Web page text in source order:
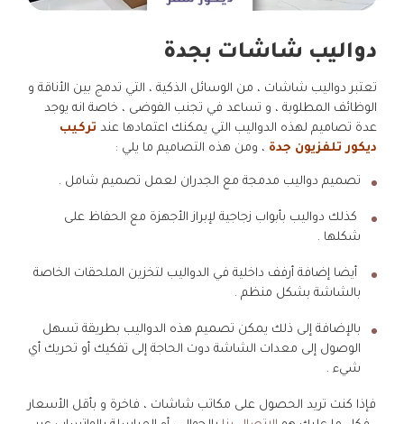
دواليب شاشات بجدة
تعتبر دواليب شاشات ، من الوسائل الذكية ، التي تدمج بين الأناقة و
الوظائف المطلوبة ، و تساعد في تجنب الفوضى ، خاصة انه يوجد
عدة تصاميم لهذه الدواليب التي يمكنك اعتمادها عند تركيب
ديكور تلفزيون جدة ، ومن هذه التصاميم ما يلي :
تصميم دواليب مدمجة مع الجدران لعمل تصميم شامل .
كذلك دواليب بأبواب زجاجية لإبراز الأجهزة مع الحفاظ على
شكلها .
أيضا إضافة أرفف داخلية في الدواليب لتخزين الملحقات الخاصة
بالشاشة بشكل منظم .
بالإضافة إلى ذلك يمكن تصميم هذه الدواليب بطريقة تسهل
الوصول إلى معدات الشاشة دوت الحاجة إلى تفكيك أو تحريك أي
شيء .
فإذا كنت تريد الحصول على مكاتب شاشات ، فاخرة و بأقل الأسعار